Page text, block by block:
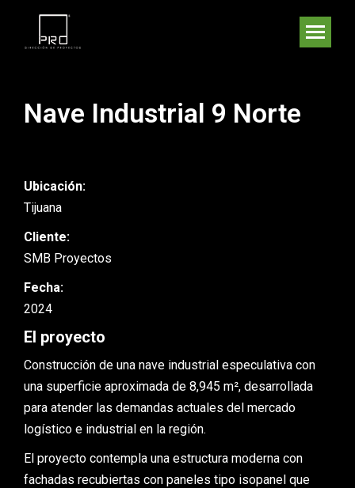
Nave Industrial 9 Norte
Ubicación:
Tijuana
Cliente:
SMB Proyectos
Fecha:
2024
El proyecto
Construcción de una nave industrial especulativa con
una superficie aproximada de 8,945 m², desarrollada
para atender las demandas actuales del mercado
logístico e industrial en la región.
El proyecto contempla una estructura moderna con
fachadas recubiertas con paneles tipo isopanel que